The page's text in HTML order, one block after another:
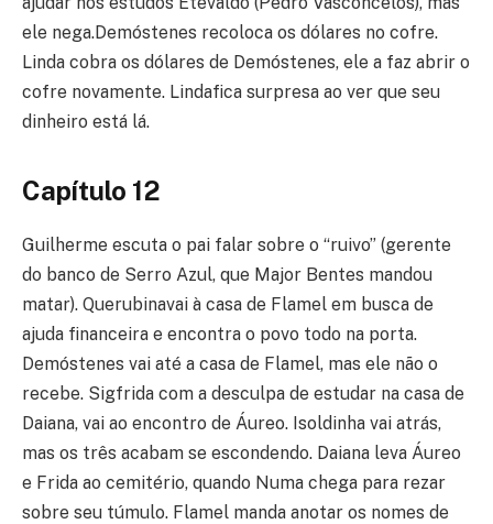
ele nega.Demóstenes recoloca os dólares no cofre.
Linda cobra os dólares de Demóstenes, ele a faz abrir o
cofre novamente. Lindafica surpresa ao ver que seu
dinheiro está lá.
Capítulo 12
Guilherme escuta o pai falar sobre o “ruivo” (gerente
do banco de Serro Azul, que Major Bentes mandou
matar). Querubinavai à casa de Flamel em busca de
ajuda financeira e encontra o povo todo na porta.
Demóstenes vai até a casa de Flamel, mas ele não o
recebe. Sigfrida com a desculpa de estudar na casa de
Daiana, vai ao encontro de Áureo. Isoldinha vai atrás,
mas os três acabam se escondendo. Daiana leva Áureo
e Frida ao cemitério, quando Numa chega para rezar
sobre seu túmulo. Flamel manda anotar os nomes de